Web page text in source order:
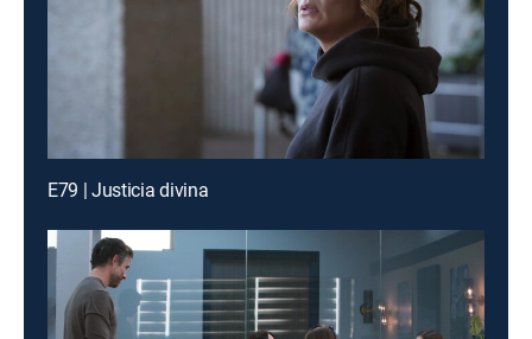
E79 | Justicia divina